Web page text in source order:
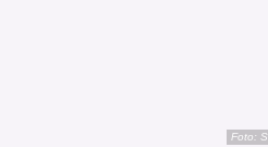
Foto: